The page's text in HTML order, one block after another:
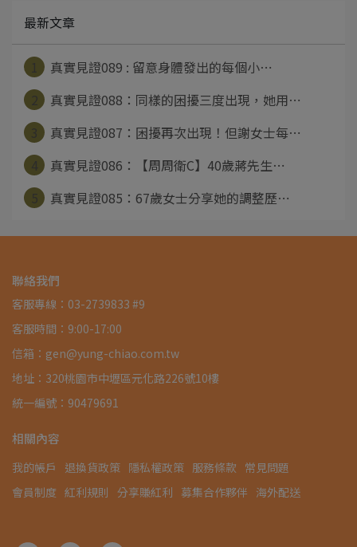
最新文章
真實見證089 : 留意身體發出的每個小⋯
真實見證088：同樣的困擾三度出現，她用⋯
真實見證087：困擾再次出現！但謝女士每⋯
真實見證086：【周周衛C】40歲蔣先生⋯
真實見證085：67歲女士分享她的調整歷⋯
聯絡我們
客服專線：03-2739833 #9
客服時間：9:00-17:00
信箱：gen@yung-chiao.com.tw
地址：320桃園市中壢區元化路226號10樓
統一編號：90479691
相關內容
我的帳戶 退換貨政策 隱私權政策 服務條款 常見問題
會員制度 紅利規則 分享賺紅利 募集合作夥伴 海外配送